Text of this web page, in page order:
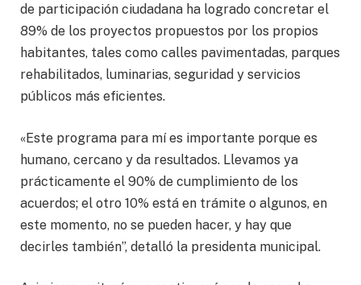
de participación ciudadana ha logrado concretar el
89% de los proyectos propuestos por los propios
habitantes, tales como calles pavimentadas, parques
rehabilitados, luminarias, seguridad y servicios
públicos más eficientes.
«Este programa para mí es importante porque es
humano, cercano y da resultados. Llevamos ya
prácticamente el 90% de cumplimiento de los
acuerdos; el otro 10% está en trámite o algunos, en
este momento, no se pueden hacer, y hay que
decirles también”, detalló la presidenta municipal.